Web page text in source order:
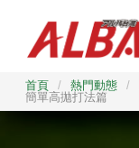
首頁 / 熱門動態 /
簡單高拋打法篇